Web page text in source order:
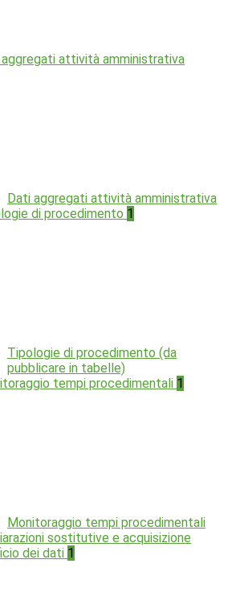
aggregati attività amministrativa
Dati aggregati attività amministrativa
di procedimento 1
Tipologie di procedimento (da
pubblicare in tabelle)
tempi procedimentali 1
Monitoraggio tempi procedimentali
sostitutive e acquisizione
dei dati 1